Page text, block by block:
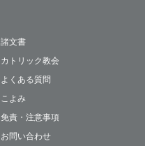
諸文書
カトリック教会
よくある質問
こよみ
免責・注意事項
お問い合わせ